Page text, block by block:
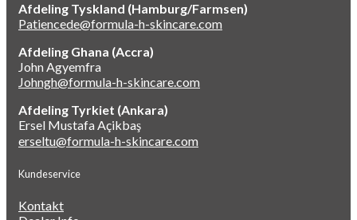
Afdeling Tyskland (Hamburg/Farmsen)
Patiencede@formula-h-skincare.com
Afdeling Ghana (Accra)
John Agyemfra
Johngh@formula-h-skincare.com
Afdeling Tyrkiet (Ankara)
Ersel Mustafa Açikbaş
erseltu@formula-h-skincare.com
Kundeservice
Kontakt